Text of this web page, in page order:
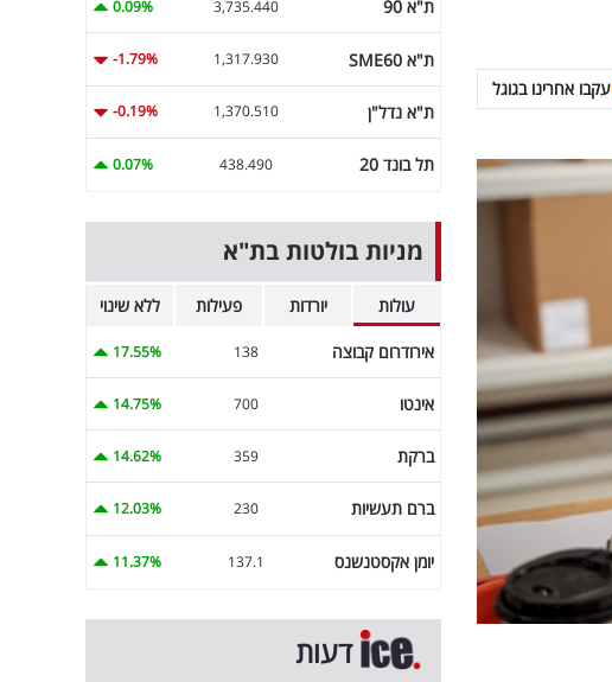
עקבו אחרינו בגוגל
ת"א 90 3,735.440
0.09%
ת"א SME60 1,317.930
-1.79%
ת"א נדל"ן 1,370.510
-0.19%
תל בונד 20 438.490
0.07%
מניות בולטות בת"א
עולות יורדות פעילות ללא שינוי
אירודרום קבוצה 138
17.55%
אינטו 700
14.75%
ברקת 359
14.62%
ברם תעשיות 230
12.03%
יומן אקסטנשנס 137.1
11.37%
דעות